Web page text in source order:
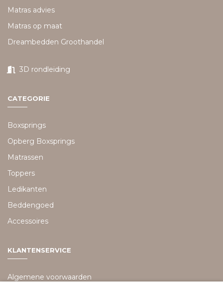
Matras advies
Matras op maat
Dreambedden Groothandel
3D rondleiding
CATEGORIE
Boxsprings
Opberg Boxsprings
Matrassen
Toppers
Ledikanten
Beddengoed
Accessoires
KLANTENSERVICE
Algemene voorwaarden